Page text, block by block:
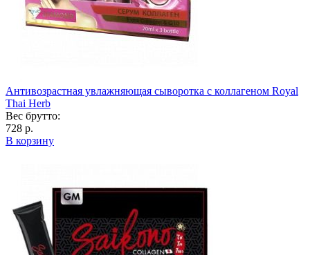
Антивозрастная увлажняющая сыворотка с коллагеном Royal
Thai Herb
Вес брутто:
728 р.
В корзину